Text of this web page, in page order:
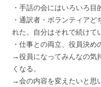
・手話の会にはいろいろ目
・通訳者・ボランティア
れた。自分はそれで続けて
・仕事との両立、役員決め
→役員になってみんなの気
くなる。
→会の内容を変えたいと思